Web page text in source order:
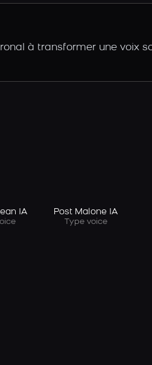
à transformer une voix
IA Post Malone IA
Type voice